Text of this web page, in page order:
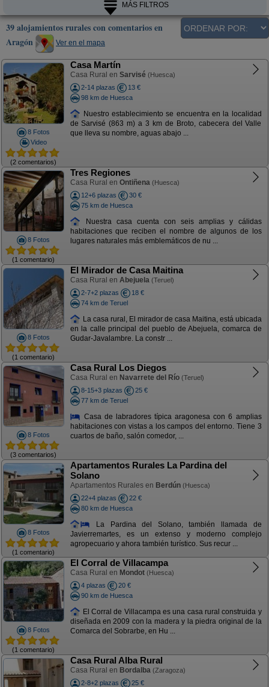
MÁS FILTROS
39 alojamientos rurales con comentarios en
Aragón
Ver en el mapa
8 Fotos
Video
(2 comentarios)
Casa Martín
Casa Rural en Sarvisé (Huesca)
2-14 plazas
13 €
98 km de Huesca
Nuestro establecimiento se encuentra en la localidad
de Sarvisé (863 m) a 3 km de Broto, cabecera del Valle
que lleva su nombre, aguas abajo ...
8 Fotos
(1 comentario)
Tres Regiones
Casa Rural en Ontiñena (Huesca)
12+6 plazas
30 €
75 km de Huesca
Nuestra casa cuenta con seis amplias y cálidas
habitaciones que reciben el nombre de algunos de los
lugares naturales más emblemáticos de nu ...
8 Fotos
(1 comentario)
El Mirador de Casa Maitina
Casa Rural en Abejuela (Teruel)
2-7+2 plazas
18 €
74 km de Teruel
La casa rural, El mirador de casa Maitina, está ubicada
en la calle principal del pueblo de Abejuela, comarca de
Gudar-Javalambre. La constr ...
8 Fotos
(3 comentarios)
Casa Rural Los Diegos
Casa Rural en Navarrete del Río (Teruel)
8-15+3 plazas
25 €
77 km de Teruel
Casa de labradores típica aragonesa con 6 amplias
habitaciones con vistas a los campos del entorno. Tiene 3
cuartos de baño, salón comedor, ...
8 Fotos
(1 comentario)
Apartamentos Rurales La Pardina del
Solano
Apartamentos Rurales en Berdún (Huesca)
22+4 plazas
22 €
80 km de Huesca
La Pardina del Solano, también llamada de
Javierremartes, es un extenso y moderno complejo
agropecuario y ahora también turístico. Sus recur ...
8 Fotos
(1 comentario)
El Corral de Villacampa
Casa Rural en Mondot (Huesca)
4 plazas
20 €
90 km de Huesca
El Corral de Villacampa es una casa rural construida y
diseñada en 2009 con la madera y la piedra original de la
Comarca del Sobrarbe, en Hu ...
Casa Rural Alba Rural
Casa Rural en Bordalba (Zaragoza)
2-8+2 plazas
25 €